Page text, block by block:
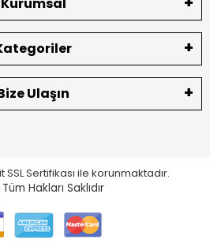
Ulaşın
Sertifikası ile korunmaktadır.
Tüm Hakları Saklıdır